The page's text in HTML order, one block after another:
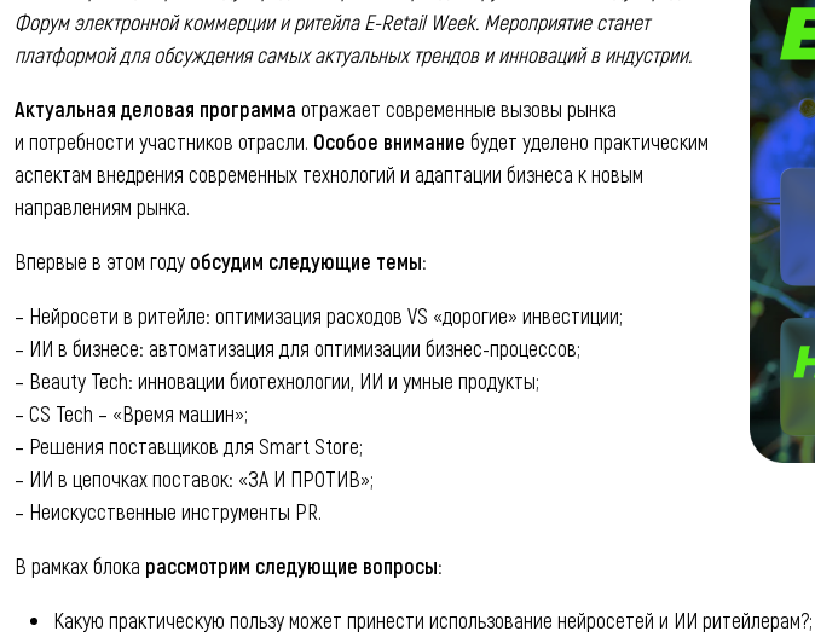
Форум электронной коммерции и ритейла E-Retail Week. Мероприятие станет
платформой для обсуждения самых актуальных трендов и инноваций в индустрии.
Актуальная деловая программа отражает современные вызовы рынка
и потребности участников отрасли. Особое внимание будет уделено практическим
аспектам внедрения современных технологий и адаптации бизнеса к новым
направлениям рынка.
Впервые в этом году обсудим следующие темы:
– Нейросети в ритейле: оптимизация расходов VS «дорогие» инвестиции;
– ИИ в бизнесе: автоматизация для оптимизации бизнес-процессов;
– Beauty Tech: инновации биотехнологии, ИИ и умные продукты;
– CS Tech – «Время машин»;
– Решения поставщиков для Smart Store;
– ИИ в цепочках поставок: «ЗА И ПРОТИВ»;
– Неискусственные инструменты PR.
В рамках блока рассмотрим следующие вопросы:
Какую практическую пользу может принести использование нейросетей и ИИ ритейлерам?;